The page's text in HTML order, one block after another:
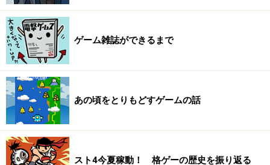
ゲーム雑誌ができるまで
あの頃をとりもどすゲームの話
スト4今夏稼動！ 格ゲーの歴史を振り返る